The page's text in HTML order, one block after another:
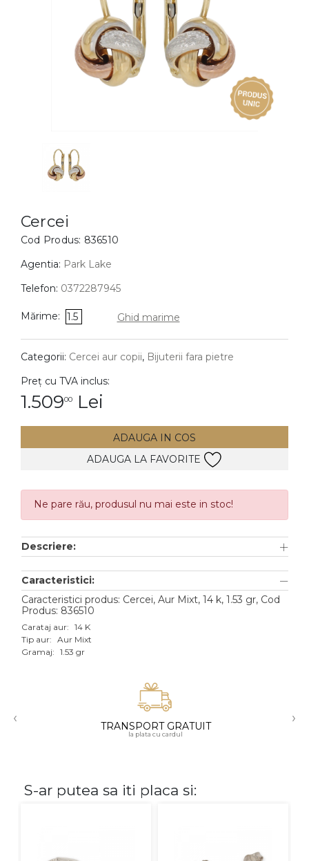
BIJUTERII COPII
Cercei
Bratari
Coliere
Lanturi
Pandantive
DIAMANTE Vezi toate
Cercei
Accesorii
TIP METAL
Aur galben
Aur alb
Aur roz
Aur mixt
18K
Cercei
Cod Produs: 836510
Agentia: Park Lake
Telefon: 0372287945
Mărime: 1.5 Ghid marime
Categorii: Cercei aur copii, Bijuterii fara pietre
Preț cu TVA inclus:
1.50900 Lei
ADAUGA IN COS
ADAUGA LA FAVORITE
Ne pare rău, produsul nu mai este in stoc!
Descriere:
Caracteristici:
Caracteristici produs: Cercei, Aur Mixt, 14 k, 1.53 gr, Cod
Produs: 836510
Carataj aur: 14 K
Tip aur: Aur Mixt
Gramaj: 1.53 gr
‹ TRANSPORT GRATUIT
la plata cu cardul
›
S-ar putea sa iti placa si: